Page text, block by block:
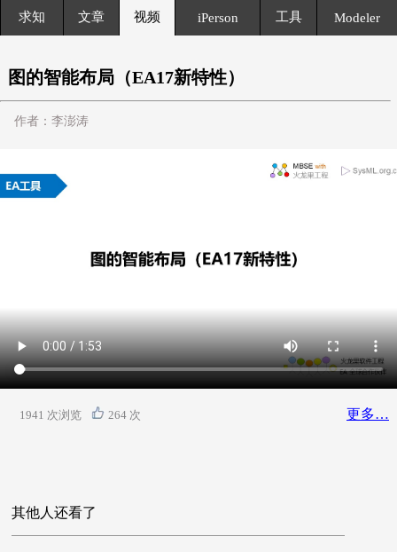
求知 文章 视频 iPerson 工具 Modeler
图的智能布局（EA17新特性）
作者：李澎涛
1941 次浏览 264 次 更多…
其他人还看了